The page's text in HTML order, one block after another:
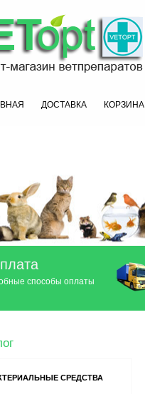
ДОСТАВКА КОРЗИНА
способы оплаты
СРЕДСТВА